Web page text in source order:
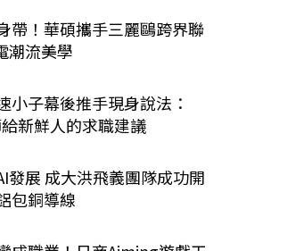
帶！華碩攜手三麗鷗跨界聯
潮流美學
小子幕後推手現身說法：
新鮮人的求職建議
發展 成大洪飛義團隊成功開
包銅導線